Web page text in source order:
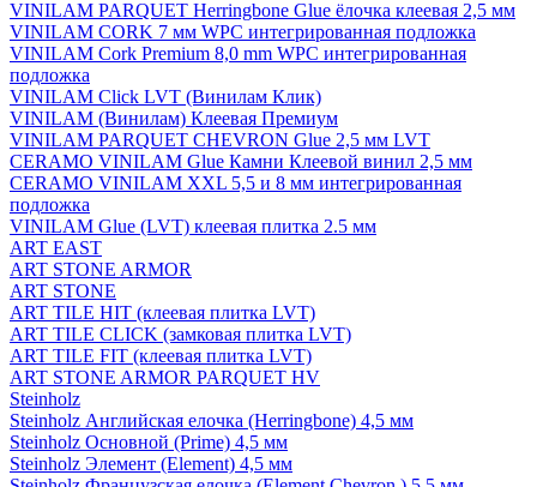
VINILAM PARQUET Herringbone Glue ёлочка клеевая 2,5 мм
VINILAM CORK 7 мм WPC интегрированная подложка
VINILAM Cork Premium 8,0 mm WPC интегрированная
подложка
VINILAM Click LVT (Винилам Клик)
VINILAM (Винилам) Клеевая Премиум
VINILAM PARQUET CHEVRON Glue 2,5 мм LVT
CERAMO VINILAM Glue Камни Клеевой винил 2,5 мм
CERAMO VINILAM XXL 5,5 и 8 мм интегрированная
подложка
VINILAM Glue (LVT) клеевая плитка 2.5 мм
ART EAST
ART STONE ARMOR
ART STONE
ART TILE HIT (клеевая плитка LVT)
ART TILE CLICK (замковая плитка LVT)
ART TILE FIT (клеевая плитка LVT)
ART STONE ARMOR PARQUET HV
Steinholz
Steinholz Английская елочка (Herringbone) 4,5 мм
Steinholz Основной (Prime) 4,5 мм
Steinholz Элемент (Element) 4,5 мм